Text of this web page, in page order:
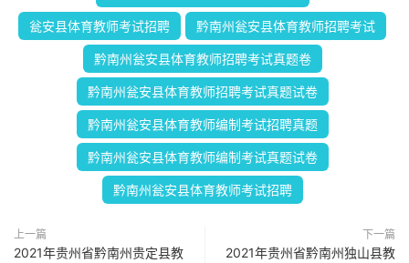
瓮安县体育教师考试招聘 黔南州瓮安县体育教师招聘考试
黔南州瓮安县体育教师招聘考试真题卷
黔南州瓮安县体育教师招聘考试真题试卷
黔南州瓮安县体育教师编制考试招聘真题
黔南州瓮安县体育教师编制考试真题试卷
黔南州瓮安县体育教师考试招聘
上一篇
2021年贵州省黔南州贵定县教
下一篇
2021年贵州省黔南州独山县教